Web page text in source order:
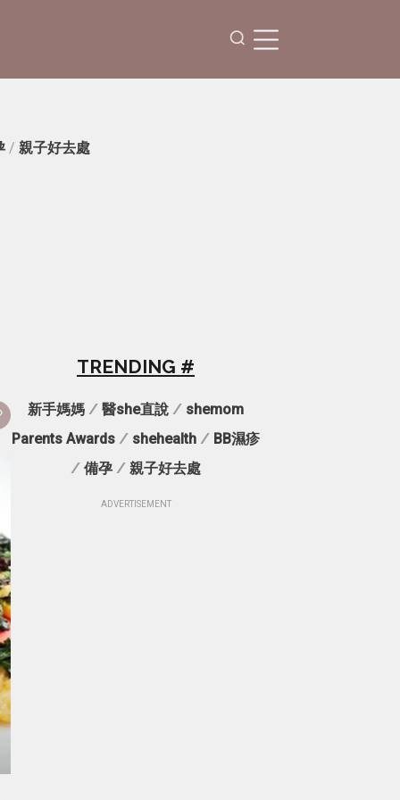
/ 親子好去處
TRENDING #
新手媽媽 / 醫she直說 / shemom
Parents Awards / shehealth / BB濕疹
/ 備孕 / 親子好去處
ADVERTISEMENT